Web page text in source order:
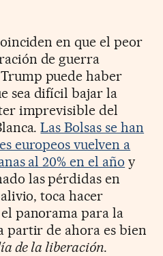
en que el peor
de guerra
puede haber
sea difícil bajar la
imprevisible del
Las Bolsas se han
europeos vuelven a
al 20% en el año y
las pérdidas en
toca hacer
panorama para la
partir de ahora es bien
de la liberación.